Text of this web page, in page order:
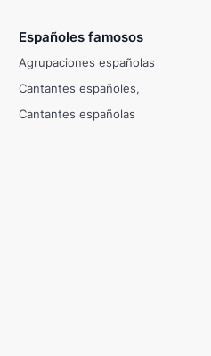
Españoles famosos
Agrupaciones españolas
Cantantes españoles
Cantantes españolas